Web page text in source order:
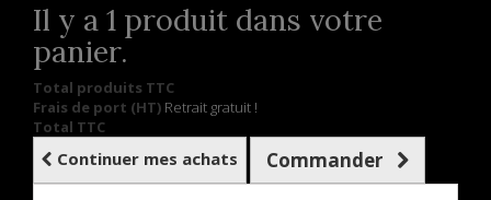
Il y a 1 produit dans votre
panier.
Total produits TTC
Frais de port (HT) Retrait gratuit !
Total TTC
Continuer mes achats Commander